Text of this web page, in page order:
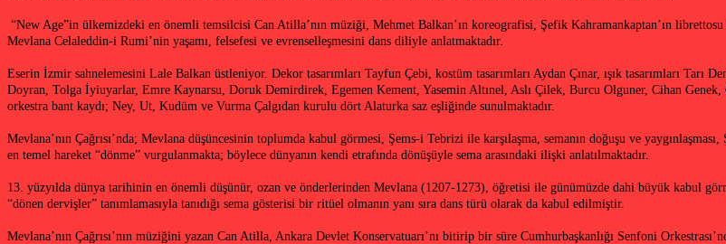
“New Age”in ülkemizdeki en önemli temsilcisi Can Atilla’nın müziği, Mehmet Balkan’ın koreografisi, Şefik Kahramankaptan’ın
Mevlana Celaleddin-i Rumi’nin yaşamı, felsefesi ve evrenselleşmesini dans diliyle anlatmaktadır.
Eserin İzmir sahnelemesini Lale Balkan üstleniyor. Dekor tasarımları Tayfun Çebi, kostüm tasarımları Aydan Çınar, ışık tasarımları
Doyran, Tolga İyiuyarlar, Emre Kaynarsu, Doruk Demirdirek, Egemen Kement, Yasemin Altınel, Aslı Çilek, Burcu Olguner, Cihan Genek,
orkestra bant kaydı; Ney, Ut, Kudüm ve Vurma Çalgıdan kurulu dört Alaturka saz eşliğinde sunulmaktadır.
Mevlana’nın Çağrısı’nda; Mevlana düşüncesinin toplumda kabul görmesi, Şems-i Tebrizi ile karşılaşma, semanın doğuşu ve
en temel hareket “dönme” vurgulanmakta; böylece dünyanın kendi etrafında dönüşüyle sema arasındaki ilişki anlatılmaktadır.
13. yüzyılda dünya tarihinin en önemli düşünür, ozan ve önderlerinden Mevlana (1207-1273), öğretisi ile günümüzde dahi büyük kabul
“dönen dervişler” tanımlamasıyla tanıdığı sema gösterisi bir ritüel olmanın yanı sıra dans türü olarak da kabul edilmiştir.
Mevlana’nın Çağrısı’nın müziğini yazan Can Atilla, Ankara Devlet Konservatuarı’nı bitirip bir süre Cumhurbaşkanlığı Senfoni